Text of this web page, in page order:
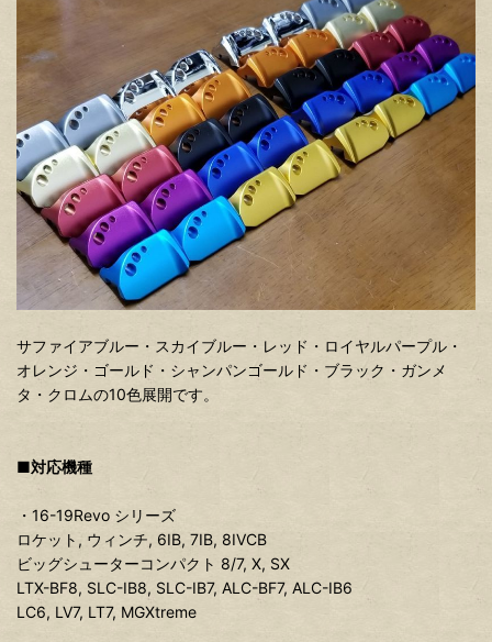
サファイアブルー・スカイブルー・レッド・ロイヤルパープル・
オレンジ・ゴールド・シャンパンゴールド・ブラック・ガンメ
タ・クロムの10色展開です。
■対応機種
・16-19Revo シリーズ
ロケット, ウィンチ, 6IB, 7IB, 8IVCB
ビッグシューターコンパクト 8/7, X, SX
LTX-BF8, SLC-IB8, SLC-IB7, ALC-BF7, ALC-IB6
LC6, LV7, LT7, MGXtreme